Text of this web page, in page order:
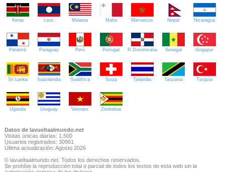
Kenia Laos Malasia Malta Marruecos Nepal Nicaragua
Panamá Paraguay Perú Portugal R.Dominicana Senegal Singapur
Sri Lanka Suazilandia Sudáfrica Suiza Tailandia Tanzania Turquía
Uganda Uruguay Vietnam Zimbabue
Datos de lavueltaalmundo.net
Visitas únicas diarias: 1.500
Usuarios registrados: 30961
Última actualización: Agosto 2026
© lavueltaalmundo.net. Todos los derechos reservados.
Se prohíbe la reproducción total o parcial de todos los textos de esta web sin la